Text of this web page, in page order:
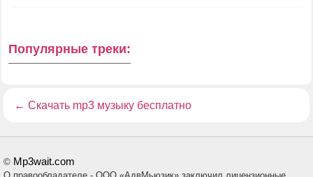
Популярные треки:
← Скачать mp3 музыку бесплатно
© Mp3wait.com